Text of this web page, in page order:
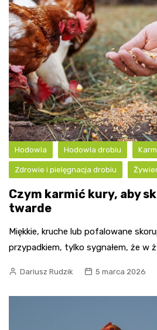
Hodowla Hodowla drobiu
Zdrowie i pielęgnacja drobiu
Czym karmić kury, aby
twarde
Miękkie, kruche lub pofalowane
przypadkiem, tylko sygnałem, że w
Dariusz Rudzik 5 marca 2026